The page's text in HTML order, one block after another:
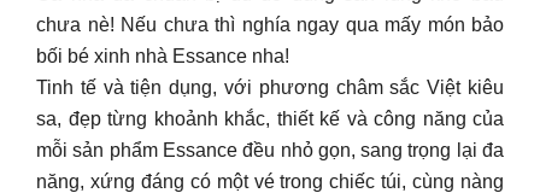
chưa nè! Nếu chưa thì nghía ngay qua mấy món bảo
bối bé xinh nhà Essance nha!
Tinh tế và tiện dụng, với phương châm sắc Việt kiêu
sa, đẹp từng khoảnh khắc, thiết kế và công năng của
mỗi sản phẩm Essance đều nhỏ gọn, sang trọng lại đa
năng, xứng đáng có một vé trong chiếc túi, cùng nàng